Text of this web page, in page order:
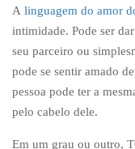
A linguagem do amor
intimidade. Pode ser
seu parceiro ou
pode se sentir amado
pessoa pode ter a
pelo cabelo dele.
Em um grau ou outro,